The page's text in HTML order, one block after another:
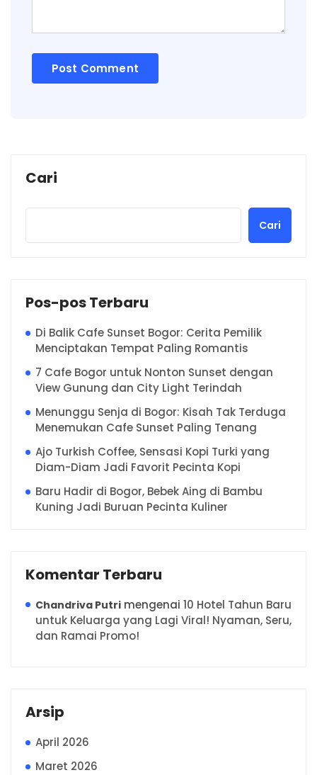
Cari
Cari
Pos-pos Terbaru
Di Balik Cafe Sunset Bogor: Cerita Pemilik
Menciptakan Tempat Paling Romantis
7 Cafe Bogor untuk Nonton Sunset dengan
View Gunung dan City Light Terindah
Menunggu Senja di Bogor: Kisah Tak Terduga
Menemukan Cafe Sunset Paling Tenang
Ajo Turkish Coffee, Sensasi Kopi Turki yang
Diam-Diam Jadi Favorit Pecinta Kopi
Baru Hadir di Bogor, Bebek Aing di Bambu
Kuning Jadi Buruan Pecinta Kuliner
Komentar Terbaru
Chandriva Putri mengenai 10 Hotel Tahun Baru
untuk Keluarga yang Lagi Viral! Nyaman, Seru,
dan Ramai Promo!
Arsip
April 2026
Maret 2026